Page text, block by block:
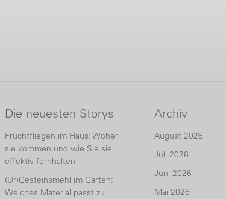
Die neuesten Storys
Fruchtfliegen im Haus: Woher
sie kommen und wie Sie sie
effektiv fernhalten
(Ur)Gesteinsmehl im Garten:
Welches Material passt zu
Archiv
August 2026
Juli 2026
Juni 2026
Mai 2026